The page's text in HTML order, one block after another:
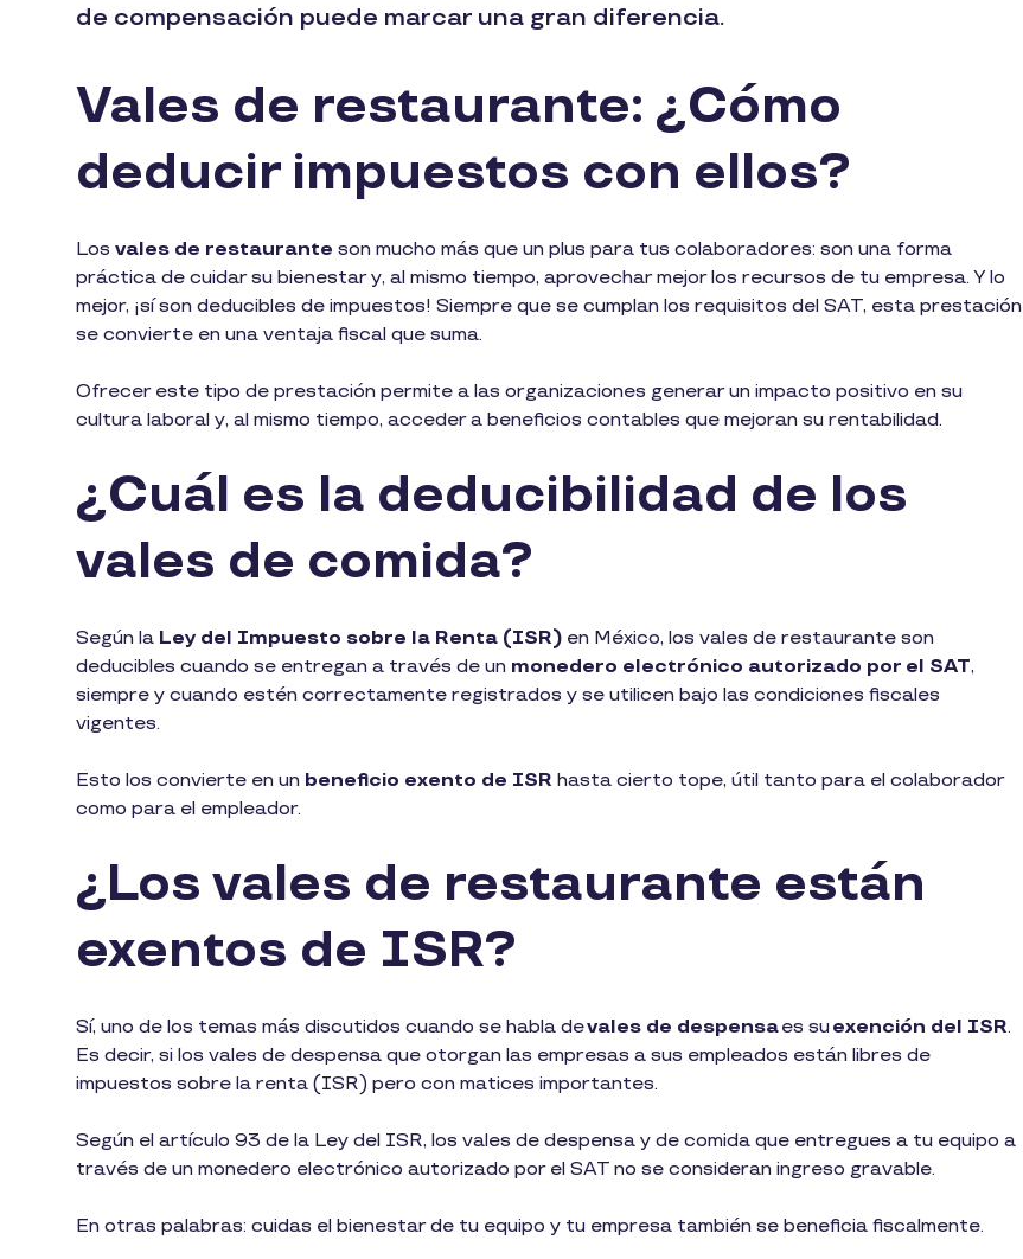
de compensación puede marcar una gran diferencia.
Vales de restaurante: ¿Cómo
deducir impuestos con ellos?
Los vales de restaurante son mucho más que un plus para tus colaboradores: son una forma
práctica de cuidar su bienestar y, al mismo tiempo, aprovechar mejor los recursos de tu empresa. Y lo
mejor, ¡sí son deducibles de impuestos! Siempre que se cumplan los requisitos del SAT, esta prestación
se convierte en una ventaja fiscal que suma.
Ofrecer este tipo de prestación permite a las organizaciones generar un impacto positivo en su
cultura laboral y, al mismo tiempo, acceder a beneficios contables que mejoran su rentabilidad.
¿Cuál es la deducibilidad de los
vales de comida?
Según la Ley del Impuesto sobre la Renta (ISR) en México, los vales de restaurante son
deducibles cuando se entregan a través de un monedero electrónico autorizado por el SAT,
siempre y cuando estén correctamente registrados y se utilicen bajo las condiciones fiscales
vigentes.
Esto los convierte en un beneficio exento de ISR hasta cierto tope, útil tanto para el colaborador
como para el empleador.
¿Los vales de restaurante están
exentos de ISR?
Sí, uno de los temas más discutidos cuando se habla devales de despensaes suexención del ISR.
Es decir, si los vales de despensa que otorgan las empresas a sus empleados están libres de
impuestos sobre la renta (ISR) pero con matices importantes.
Según el artículo 93 de la Ley del ISR, los vales de despensa y de comida que entregues a tu equipo a
través de un monedero electrónico autorizado por el SAT no se consideran ingreso gravable.
En otras palabras: cuidas el bienestar de tu equipo y tu empresa también se beneficia fiscalmente.